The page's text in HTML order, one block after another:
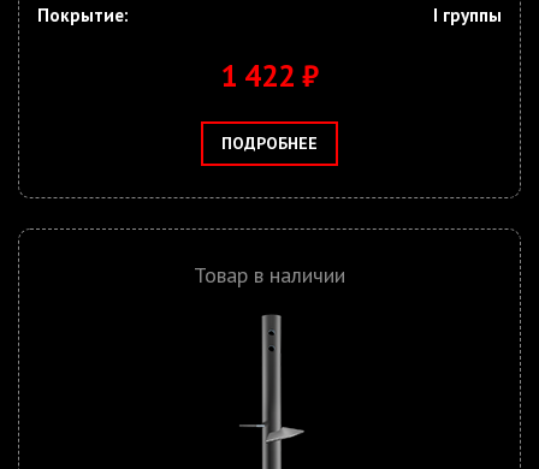
Покрытие:
I группы
1 422 ₽
ПОДРОБНЕЕ
Товар в наличии